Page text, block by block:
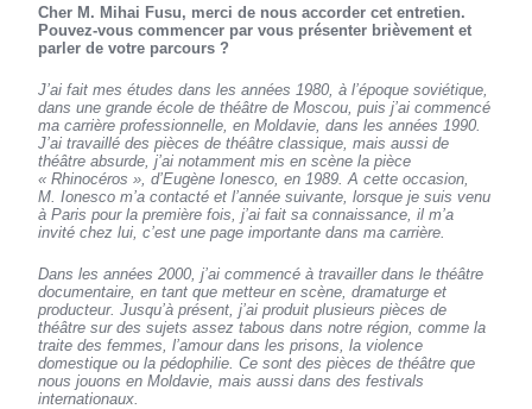
Cher M. Mihai Fusu, merci de nous accorder cet entretien.
Pouvez-vous commencer par vous présenter brièvement et
parler de votre parcours ?
J’ai fait mes études dans les années 1980, à l’époque soviétique,
dans une grande école de théâtre de Moscou, puis j’ai commencé
ma carrière professionnelle, en Moldavie, dans les années 1990.
J’ai travaillé des pièces de théâtre classique, mais aussi de
théâtre absurde, j’ai notamment mis en scène la pièce
« Rhinocéros », d’Eugène Ionesco, en 1989. A cette occasion,
M. Ionesco m’a contacté et l’année suivante, lorsque je suis venu
à Paris pour la première fois, j’ai fait sa connaissance, il m’a
invité chez lui, c’est une page importante dans ma carrière.
Dans les années 2000, j’ai commencé à travailler dans le théâtre
documentaire, en tant que metteur en scène, dramaturge et
producteur. Jusqu’à présent, j’ai produit plusieurs pièces de
théâtre sur des sujets assez tabous dans notre région, comme la
traite des femmes, l’amour dans les prisons, la violence
domestique ou la pédophilie. Ce sont des pièces de théâtre que
nous jouons en Moldavie, mais aussi dans des festivals
internationaux.